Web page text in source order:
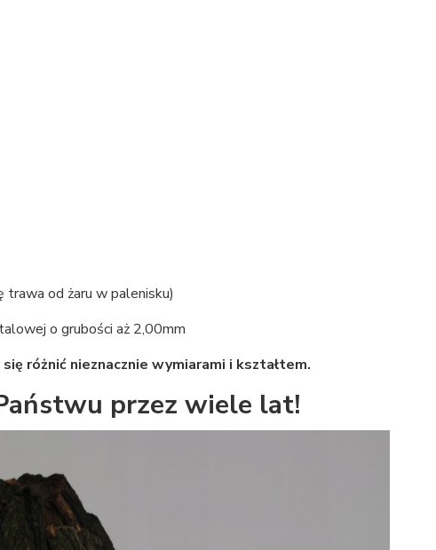
trawa od żaru w palenisku)
o grubości aż 2,00mm
różnić nieznacznie wymiarami i kształtem.
przez wiele lat!